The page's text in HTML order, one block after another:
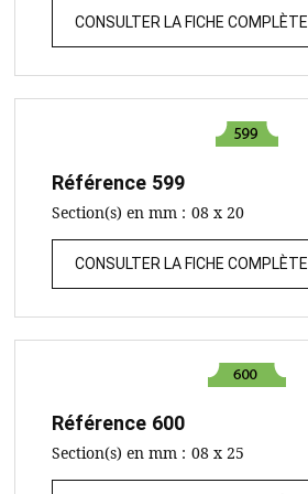
CONSULTER LA FICHE COMPLÈTE
Référence 599
Section(s) en mm : 08 x 20
CONSULTER LA FICHE COMPLÈTE
Référence 600
Section(s) en mm : 08 x 25